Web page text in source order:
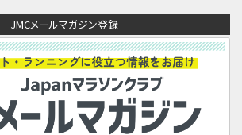
JMCメールマガジン登録